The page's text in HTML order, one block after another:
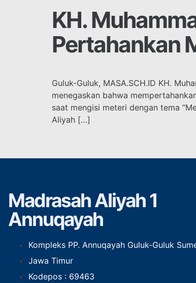
KH.
Pertahankan
Guluk-Guluk, MASA.SCH.ID KH.
menegaskan bahwa
saat mengisi meteri dengan tema
Aliyah […]
Madrasah Aliyah 1
Annuqayah
Kompleks PP. Annuqayah Guluk-Guluk
Jawa Timur
Kodepos : 69463